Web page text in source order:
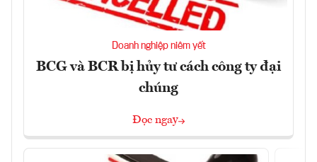
Doanh nghiệp niêm yết
BCG và BCR bị hủy tư cách công ty đại
chúng
Đọc ngay